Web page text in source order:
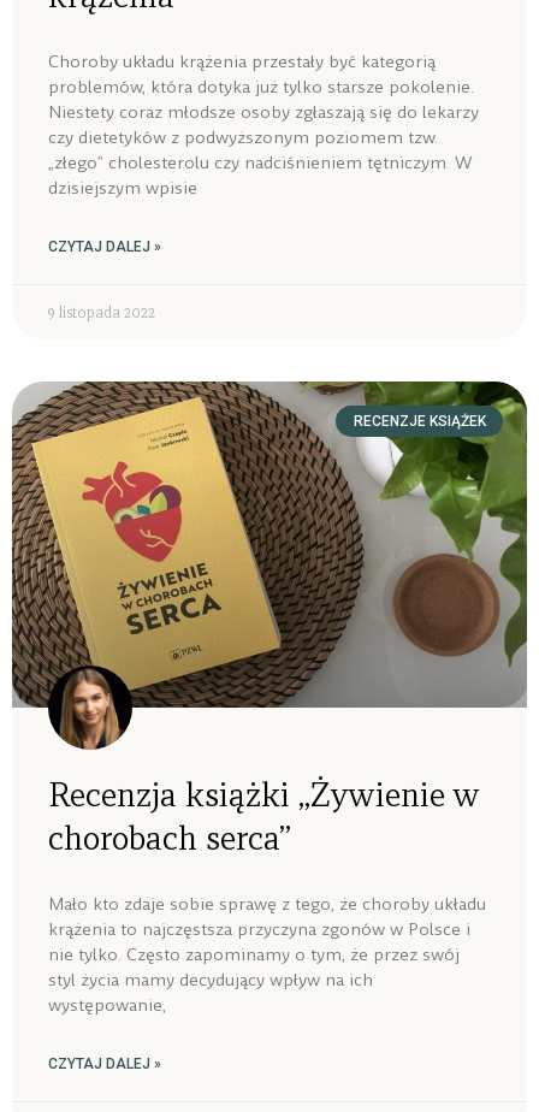
Choroby układu krążenia przestały być kategorią
problemów, która dotyka już tylko starsze pokolenie.
Niestety coraz młodsze osoby zgłaszają się do lekarzy
czy dietetyków z podwyższonym poziomem tzw.
„złego” cholesterolu czy nadciśnieniem tętniczym. W
dzisiejszym wpisie
CZYTAJ DALEJ »
9 listopada 2022
RECENZJE KSIĄŻEK
Recenzja książki „Żywienie w
chorobach serca”
Mało kto zdaje sobie sprawę z tego, że choroby układu
krążenia to najczęstsza przyczyna zgonów w Polsce i
nie tylko. Często zapominamy o tym, że przez swój
styl życia mamy decydujący wpływ na ich
występowanie,
CZYTAJ DALEJ »